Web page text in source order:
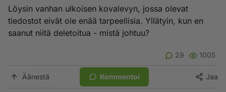
Löysin vanhan ulkoisen kovalevyn, jossa olevat
tiedostot eivät ole enää tarpeellisia. Yllätyin, kun en
saanut niitä deletoitua - mistä johtuu?
29 1005
Äänestä Kommentoi Jaa